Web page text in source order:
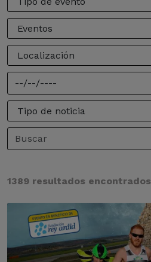
1389 resultados encontrados